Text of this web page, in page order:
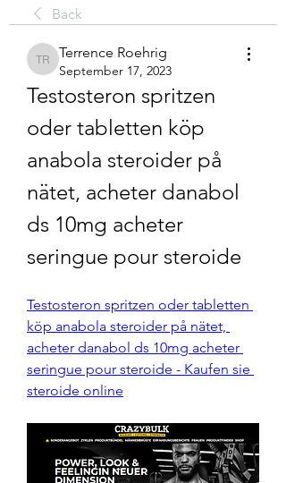
Back
Terrence Roehrig
Terrence Roehrig
September 17, 2023
Testosteron spritzen
oder tabletten köp
anabola steroider på
nätet, acheter danabol
ds 10mg acheter
seringue pour steroide
Testosteron spritzen oder tabletten
köp anabola steroider på nätet,
acheter danabol ds 10mg acheter
seringue pour steroide - Kaufen sie
steroide online